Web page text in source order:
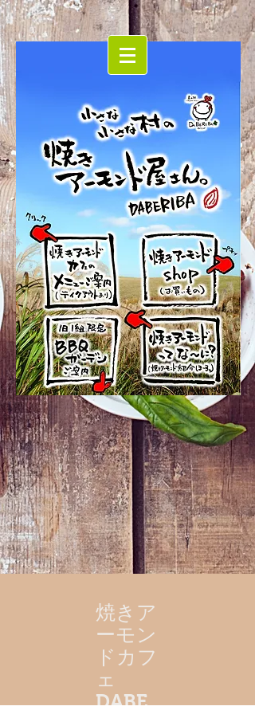
​焼きア
ーモン
ドカフ
ェ
DABE